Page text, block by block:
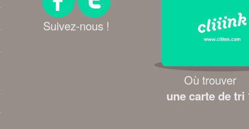
Suivez-nous !
Où trouver
une carte de tri